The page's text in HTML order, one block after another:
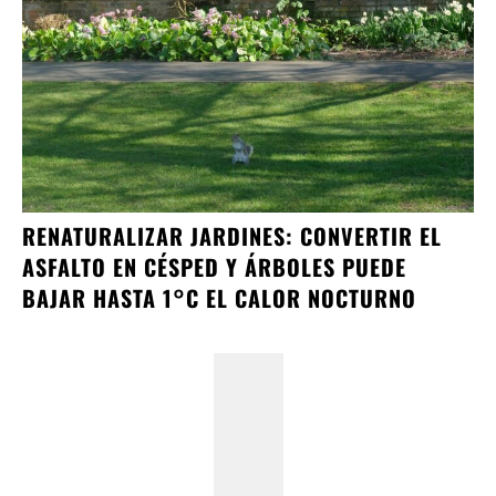
RENATURALIZAR JARDINES: CONVERTIR EL
ASFALTO EN CÉSPED Y ÁRBOLES PUEDE
BAJAR HASTA 1°C EL CALOR NOCTURNO